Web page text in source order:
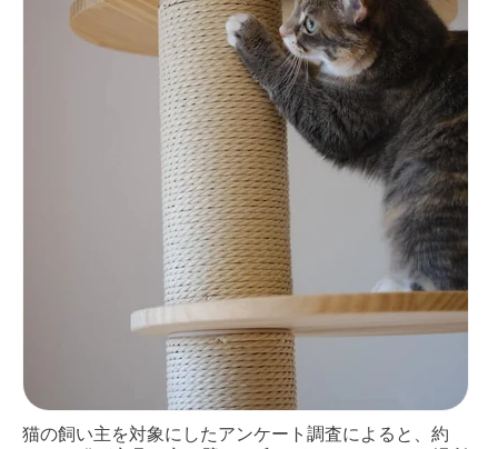
猫の飼い主を対象にしたアンケート調査によると、約